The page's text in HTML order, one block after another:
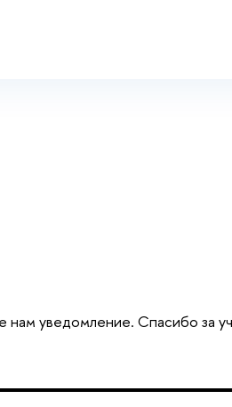
уведомление. Спасибо за